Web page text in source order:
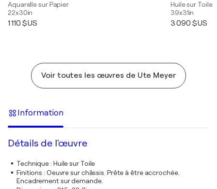
Aquarelle sur Papier
22x30in
1 110 $US
Huile sur Toile
39x31in
3 090 $US
Voir toutes les œuvres de Ute Meyer
Information
Détails de l'œuvre
Technique: Huile sur Toile
Finitions : Oeuvre sur châssis. Prête à être accrochée.
Encadrement sur demande.